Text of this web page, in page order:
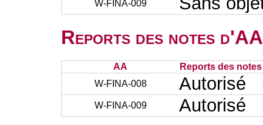
W-FINA-009
Reports des notes
AA
Reports des
W-FINA-008
Autorisé
W-FINA-009
Autorisé